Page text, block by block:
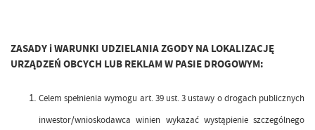
ZASADY i WARUNKI UDZIELANIA ZGODY NA LOKALIZACJĘ
URZĄDZEŃ OBCYCH LUB REKLAM W PASIE DROGOWYM:
Celem spełnienia wymogu art. 39 ust. 3 ustawy o drogach publicznych
inwestor/wnioskodawca winien wykazać wystąpienie szczególnego